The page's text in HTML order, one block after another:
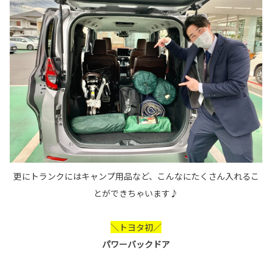
更にトランクにはキャンプ用品など、こんなにたくさん入れるこ
とができちゃいます♪
＼トヨタ初／
パワーバックドア